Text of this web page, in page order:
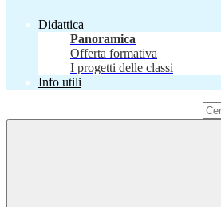
Didattica
Panoramica
Offerta formativa
I progetti delle classi
Info utili